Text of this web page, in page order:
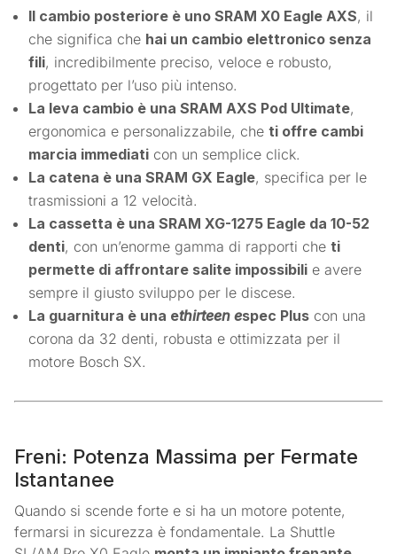
Il cambio posteriore è uno SRAM X0 Eagle AXS, il
che significa che hai un cambio elettronico senza
fili, incredibilmente preciso, veloce e robusto,
progettato per l’uso più intenso.
La leva cambio è una SRAM AXS Pod Ultimate,
ergonomica e personalizzabile, cheti offre cambi
marcia immediati con un semplice click.
La catena è una SRAM GX Eagle, specifica per le
trasmissioni a 12 velocità.
La cassetta è una SRAM XG-1275 Eagle da 10-52
denti, con un’enorme gamma di rapporti cheti
permette di affrontare salite impossibili e avere
sempre il giusto sviluppo per le discese.
La guarnitura è una ethirteen espec Plus con una
corona da 32 denti, robusta e ottimizzata per il
motore Bosch SX.
Freni: Potenza Massima per Fermate
Istantanee
Quando si scende forte e si ha un motore potente,
fermarsi in sicurezza è fondamentale. La Shuttle